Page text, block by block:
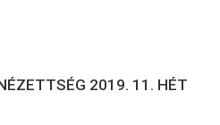
2019. 11. HÉT